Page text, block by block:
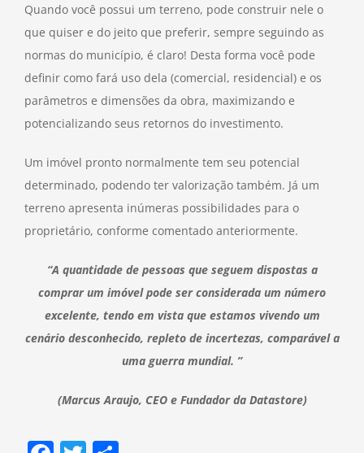
Quando você possui um terreno, pode construir nele o
que quiser e do jeito que preferir, sempre seguindo as
normas do município, é claro! Desta forma você pode
definir como fará uso dela (comercial, residencial) e os
parâmetros e dimensões da obra, maximizando e
potencializando seus retornos do investimento.
Um imóvel pronto normalmente tem seu potencial
determinado, podendo ter valorização também. Já um
terreno apresenta inúmeras possibilidades para o
proprietário, conforme comentado anteriormente.
“A quantidade de pessoas que seguem dispostas a
comprar um imóvel pode ser considerada um número
excelente, tendo em vista que estamos vivendo um
cenário desconhecido, repleto de incertezas, comparável a
uma guerra mundial. ”
(Marcus Araujo, CEO e Fundador da Datastore)